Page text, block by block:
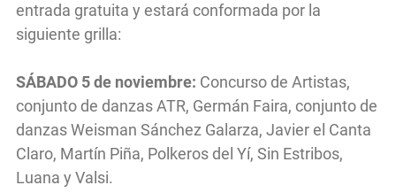
entrada gratuita y estará conformada por la
siguiente grilla:
SÁBADO 5 de noviembre: Concurso de Artistas,
conjunto de danzas ATR, Germán Faira, conjunto de
danzas Weisman Sánchez Galarza, Javier el Canta
Claro, Martín Piña, Polkeros del Yí, Sin Estribos,
Luana y Valsi.